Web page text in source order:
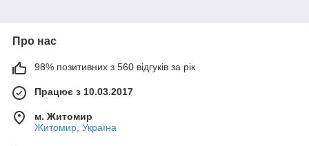
Про нас
98% позитивних з 560 відгуків за рік
Працює з 10.03.2017
м. Житомир
Житомир, Україна